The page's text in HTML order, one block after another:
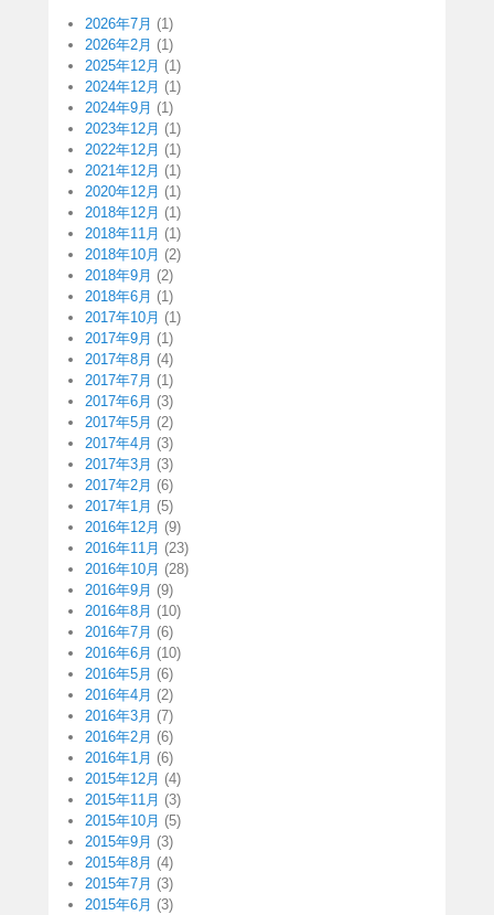
2026年7月 (1)
2026年2月 (1)
2025年12月 (1)
2024年12月 (1)
2024年9月 (1)
2023年12月 (1)
2022年12月 (1)
2021年12月 (1)
2020年12月 (1)
2018年12月 (1)
2018年11月 (1)
2018年10月 (2)
2018年9月 (2)
2018年6月 (1)
2017年10月 (1)
2017年9月 (1)
2017年8月 (4)
2017年7月 (1)
2017年6月 (3)
2017年5月 (2)
2017年4月 (3)
2017年3月 (3)
2017年2月 (6)
2017年1月 (5)
2016年12月 (9)
2016年11月 (23)
2016年10月 (28)
2016年9月 (9)
2016年8月 (10)
2016年7月 (6)
2016年6月 (10)
2016年5月 (6)
2016年4月 (2)
2016年3月 (7)
2016年2月 (6)
2016年1月 (6)
2015年12月 (4)
2015年11月 (3)
2015年10月 (5)
2015年9月 (3)
2015年8月 (4)
2015年7月 (3)
2015年6月 (3)